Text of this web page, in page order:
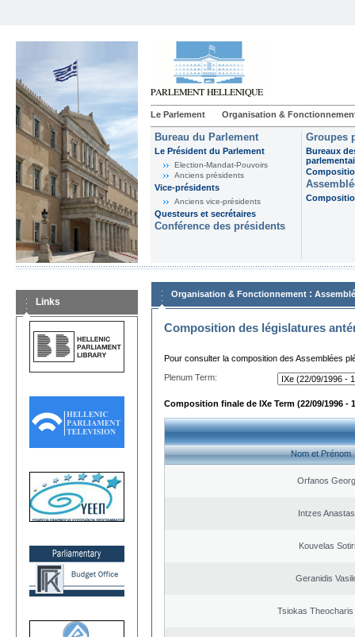
Le Parlement Organisation &
Bureau du Parlement
Le Président du Parlement
Election-Mandat-Pouvoirs
Anciens présidents
Vice-présidents
Anciens vice-présidents
Questeurs et secrétaires
Conférence des présidents
Groupes
Bureaux
Links
Organisation & Fonctionnement :
Composition des législatures
Pour consulter la composition des Assemblées
Plenum Term:
Composition finale de IXe Term (22/09/1996 -
Nom et Prénom
Orfanos
Intzes
Kouvelas
Geranidis
Tsiokas